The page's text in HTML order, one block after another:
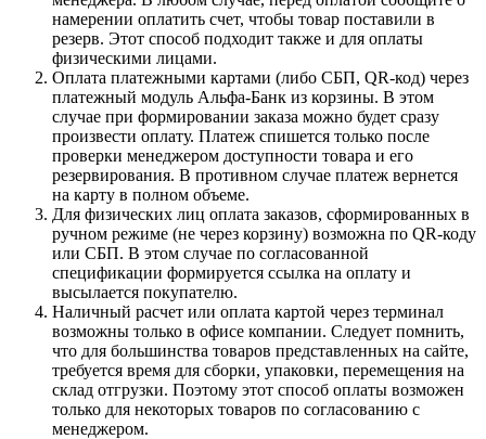
намерении оплатить счет, чтобы товар поставили в
резерв. Этот способ подходит также и для оплаты
физическими лицами.
Оплата платежными картами (либо СБП, QR-код) через
платежный модуль Альфа-Банк из корзины. В этом
случае при формировании заказа можно будет сразу
произвести оплату. Платеж спишется только после
проверки менеджером доступности товара и его
резервирования. В противном случае платеж вернется
на карту в полном объеме.
Для физических лиц оплата заказов, сформированных в
ручном режиме (не через корзину) возможна по QR-коду
или СБП. В этом случае по согласованной
спецификации формируется ссылка на оплату и
высылается покупателю.
Наличный расчет или оплата картой через терминал
возможны только в офисе компании. Следует помнить,
что для большинства товаров представленных на сайте,
требуется время для сборки, упаковки, перемещения на
склад отгрузки. Поэтому этот способ оплаты возможен
только для некоторых товаров по согласованию с
менеджером.